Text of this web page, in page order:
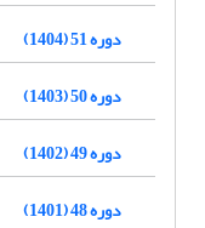
دوره 51 (1404)
دوره 50 (1403)
دوره 49 (1402)
دوره 48 (1401)